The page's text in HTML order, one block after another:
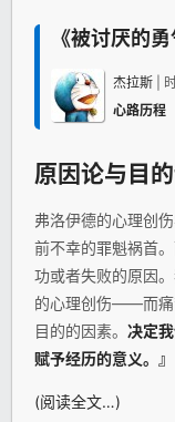
《被讨厌的
杰拉斯 |
心路历程
原因论与目
弗洛伊德的心理创
前不幸的罪魁祸首
功或者失败的原因
的心理创伤——而痛
目的的因素。 决定
赋予经历的意义。』
(阅读全文…)